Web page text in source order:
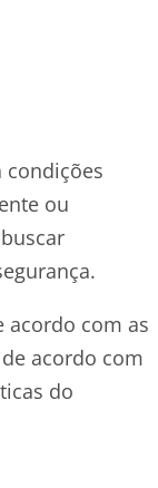
condições
ou
acordo com as
acordo com
do